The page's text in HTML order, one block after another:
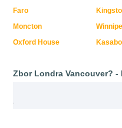
Faro
Moncton
Oxford House
Zbor Londra Vancouver?
.